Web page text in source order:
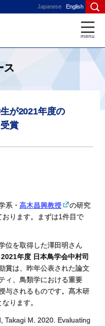
Japanese English
ス
が2021年度の
受賞
系・ 高木昌興教授
の研究
ります。まずは1件目で
位を取得した澤田明さん
2021年度 日本鳥学会中村司
賞は、昨年公表された論文
ィ、鳥類学における重要
与されるものです。髙木研
ります。
Takagi M. 2020. Evaluating